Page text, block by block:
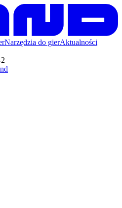
Narzędzia do gierAktualności